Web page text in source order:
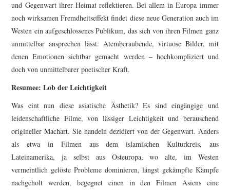
und Gegenwart ihrer Heimat reflektieren. Bei allem in Europa immer
noch wirksamen Fremdheitseffekt findet diese neue Generation auch im
Westen ein aufgeschlossenes Publikum, das sich von ihren Filmen ganz
unmittelbar ansprechen lässt: Atemberaubende, virtuose Bilder, mit
denen Emotionen sichtbar gemacht werden – hochkompliziert und
doch von unmittelbarer poetischer Kraft.
Resumee: Lob der Leichtigkeit
Was eint nun diese asiatische Ästhetik? Es sind eingängige und
leidenschaftliche Filme, von lässiger Leichtigkeit und berauschend
origineller Machart. Sie handeln dezidiert von der Gegenwart. Anders
als etwa in Filmen aus dem islamischen Kulturkreis, aus
Lateinamerika, ja selbst aus Osteuropa, wo alte, im Westen
vermeintlich gelöste Probleme dominieren, längst gekämpfte Kämpfe
nachgeholt werden, begegnet einen in den Filmen Asiens eine